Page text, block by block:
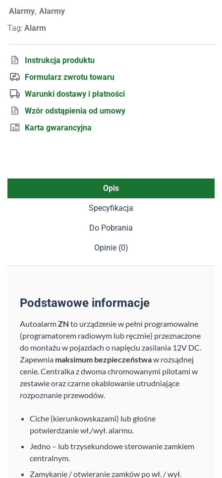
Alarmy, Alarmy
Tag: Alarm
Instrukcja produktu
Formularz zwrotu towaru
Warunki dostawy i płatności
Wzór odstąpienia od umowy
Karta gwarancyjna
Opis
Specyfikacja
Do Pobrania
Opinie (0)
Podstawowe informacje
AutoalarmZN to urządzenie w pełni programowalne
(programatorem radiowym lub ręcznie) przeznaczone
do montażu w pojazdach o napięciu zasilania 12V DC.
Zapewnia maksimum bezpieczeństwaw rozsądnej
cenie. Centralka z dwoma chromowanymi pilotami w
zestawie oraz czarne okablowanie utrudniające
rozpoznanie przewodów.
Ciche (kierunkowskazami) lub głośne
potwierdzanie wł./wył. alarmu.
Jedno – lub trzysekundowe sterowanie zamkiem
centralnym.
Zamykanie / otwieranie zamków po wł. / wył.